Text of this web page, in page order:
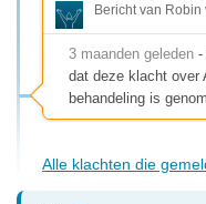
Bericht van Robin
3 maanden geleden -
dat deze klacht over
behandeling is
Alle klachten die